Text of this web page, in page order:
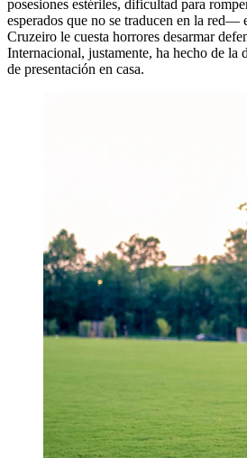
posesiones estériles, dificultad para
esperados que no se traducen en la red—
Cruzeiro le cuesta horrores desarmar
Internacional, justamente, ha hecho de la
de presentación en casa.